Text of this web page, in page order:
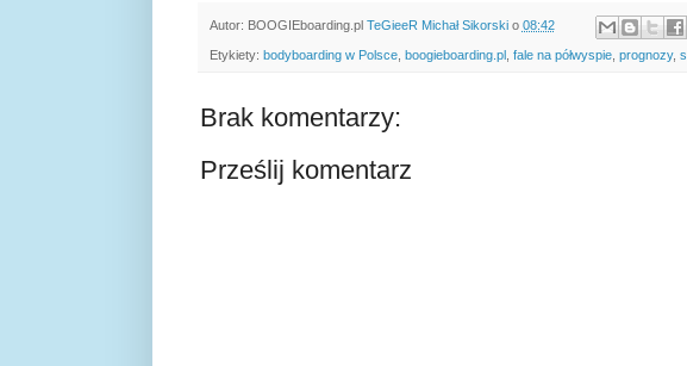
Autor: BOOGIEboarding.pl TeGieeR Michał Sikorski o 08:42
Etykiety: bodyboarding w Polsce, boogieboarding.pl, fale na półwyspie, prognozy,
Brak komentarzy:
Prześlij komentarz